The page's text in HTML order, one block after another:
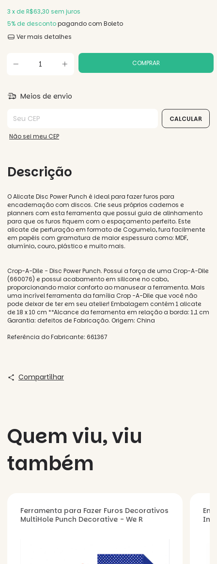
3 x de R$63,30 sem juros
5% de descontopagando com Boleto
Ver mais detalhes
Meios de envio
CALCULAR
Não sei meu CEP
Descrição
O Alicate Disc Power Punch é ideal para fazer furos para
encadernação com discos. Crie seus próprios cadernos e
planners com esta ferramenta que possui guia de alinhamento
para que os furos fiquem com o espaçamento perfeito. Este
alicate de perfuração em formato de Cogumelo, fura facilmente
em papéis com gramatura de maior espessura como: MDF,
alumínio, couro, plástico e muito mais.
Crop-A-Dile - Disc Power Punch. Possui a força de uma Crop-A-Dile
(660076) e possui acabamento em silicone no cabo,
proporcionando maior conforto ao manusear a ferramenta. Mais
uma incrível ferramenta da família Crop -A-Dile que você não
pode deixar de ter em seu atelier! Embalagem contém 1 alicate
de 18 x 10 cm **Alcance da ferramenta em relação a borda: 1,1 cm
Garantia: defeitos de Fabricação. Origem: China
Referência do Fabricante: 661367
Compartilhar
Quem viu, viu
também
Ferramenta para Fazer Furos Decorativos
MultiHole Punch Decorative - We R